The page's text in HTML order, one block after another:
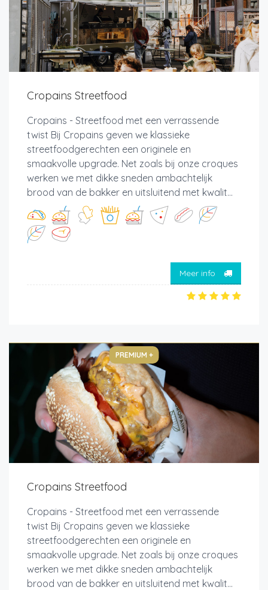
Cropains Streetfood
Cropains - Streetfood met een verrassende
twist Bij Cropains geven we klassieke
streetfoodgerechten een originele en
smaakvolle upgrade. Net zoals bij onze croques
werken we met dikke sneden ambachtelijk
brood van de bakker en uitsluitend met kwalit...
Meer info
PREMIUM +
Cropains Streetfood
Cropains - Streetfood met een verrassende
twist Bij Cropains geven we klassieke
streetfoodgerechten een originele en
smaakvolle upgrade. Net zoals bij onze croques
werken we met dikke sneden ambachtelijk
brood van de bakker en uitsluitend met kwalit...